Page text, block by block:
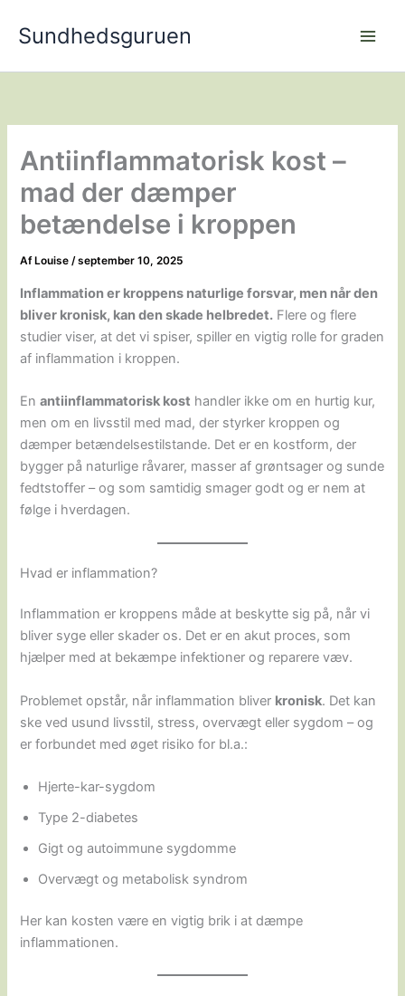
Sundhedsguruen
Antiinflammatorisk kost –
mad der dæmper
betændelse i kroppen
Af Louise/september 10, 2025
Inflammation er kroppens naturlige forsvar, men når den
bliver kronisk, kan den skade helbredet. Flere og flere
studier viser, at det vi spiser, spiller en vigtig rolle for graden
af inflammation i kroppen.
Enantiinflammatorisk kost handler ikke om en hurtig kur,
men om en livsstil med mad, der styrker kroppen og
dæmper betændelsestilstande. Det er en kostform, der
bygger på naturlige råvarer, masser af grøntsager og sunde
fedtstoffer – og som samtidig smager godt og er nem at
følge i hverdagen.
Hvad er inflammation?
Inflammation er kroppens måde at beskytte sig på, når vi
bliver syge eller skader os. Det er en akut proces, som
hjælper med at bekæmpe infektioner og reparere væv.
Problemet opstår, når inflammation bliver kronisk. Det kan
ske ved usund livsstil, stress, overvægt eller sygdom – og
er forbundet med øget risiko for bl.a.:
Hjerte-kar-sygdom
Type 2-diabetes
Gigt og autoimmune sygdomme
Overvægt og metabolisk syndrom
Her kan kosten være en vigtig brik i at dæmpe
inflammationen.